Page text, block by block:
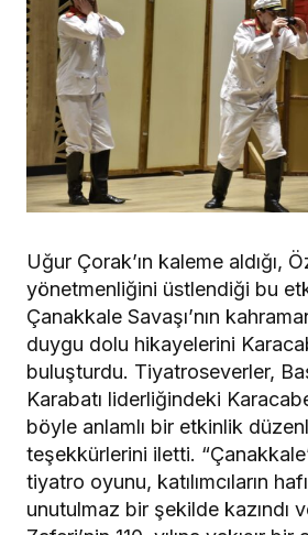
Uğur Çorak’ın kaleme aldığı,
yönetmenliğini üstlendiği bu
Çanakkale Savaşı’nın
duygu dolu hikayelerini
buluşturdu. Tiyatroseverler,
Karabatı liderliğindeki
böyle anlamlı bir etkinlik
teşekkürlerini iletti.
tiyatro oyunu, katılımcıların
unutulmaz bir şekilde kazındı